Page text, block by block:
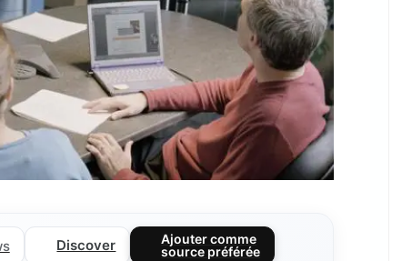
Discover
Ajouter comme
source préférée